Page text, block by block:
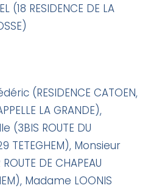
(18 RESIDENCE DE LA
(RESIDENCE CATOEN,
LA GRANDE),
(3BIS ROUTE DU
TETEGHEM), Monsieur
DE CHAPEAU
Madame LOONIS